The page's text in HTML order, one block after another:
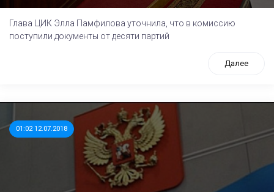
Глава ЦИК Элла Памфилова уточнила, что в комиссию
поступили документы от десяти партий
Далее
01:02 12.07.2018